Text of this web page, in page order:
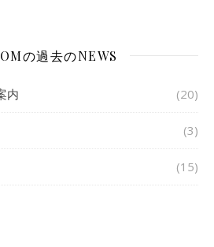
の過去のNEWS
内 (20)
(3)
(15)